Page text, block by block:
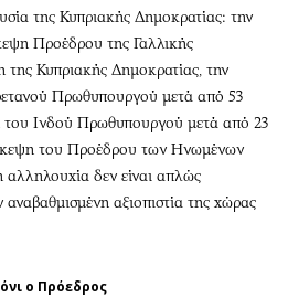
της Κυπριακής Δημοκρατίας: την
Προέδρου της Γαλλικής
Κυπριακής Δημοκρατίας, την
Πρωθυπουργού μετά από 53
του Ινδού Πρωθυπουργού μετά από 23
του Προέδρου των Ηνωμένων
δεν είναι απλώς
αναβαθμισμένη αξιοπιστία της χώρας
ο Πρόεδρος